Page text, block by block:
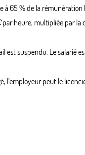
à 65 % de la
par heure, multipliée par la
est suspendu. Le salarié
l'employeur peut le